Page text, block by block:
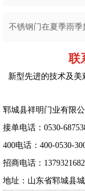
不锈钢门在夏季雨季
联
新型先进的技术及
郓城县祥明门业有限公
接单电话：0530-
400电话：400-0530-
招商电话：
地址：山东省郓城县